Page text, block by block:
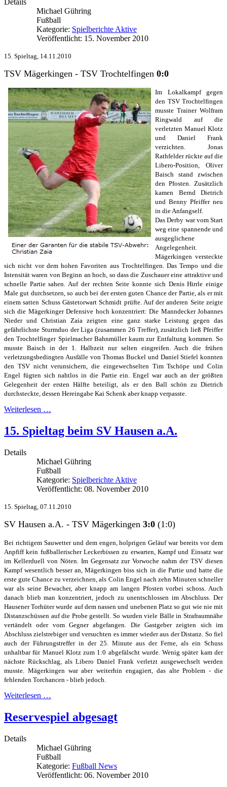
Michael Gühring
Fußball
Kategorie: Spielberichte Aktive
Veröffentlicht: 15. November 2010
15. Spieltag, 14.11.2010
TSV Mägerkingen - TSV Trochtelfingen 0:0
Im Lokalkampf gegen
den TSV Trochtelfingen
musste Trainer Wolfram
Ringwald auf die
verletzten Manuel Klotz
und Daniel Frank
verzichten. Jonas
Rathfelder rückte auf die
Libero-Position, Oliver
Baisch stand zwischen
den Pfosten. Zusätzlich
kamen Bernd Dietrich
und Benny Pfeiffer neu
in die Anfangself.
Das Derby war vom Start
weg eine spannende und
ausgeglichene
Angelegenheit.
Mägerkingen versteckte
sich nicht vor dem hohen Favoriten aus Trochtelfingen. Das Tempo und die
Intensität waren von Beginn an hoch, so dass die Zuschauer eine attraktive und
schnelle Partie sahen. Auf der rechten Seite konnte sich Denis Hirrle einige
Male gut durchsetzen, so auch bei der ersten guten Chance der Partie, als er mit
einem satten Schuss Gästetorwart Schmidt prüfte. Auf der anderen Seite zeigte
sich die Mägerkinger Defensive hoch konzentriert: Die Manndecker Johannes
Nieder und Christian Zaia zeigten eine ganz starke Leistung gegen das
gefährlichste Sturmduo der Liga (zusammen 26 Treffer), zusätzlich ließ Pfeiffer
den Trochtelfinger Spielmacher Bahnmüller kaum zur Entfaltung kommen. So
musste Baisch in der 1. Halbzeit nur selten eingreifen. Auch die frühen
verletzungsbedingten Ausfälle von Thomas Buckel und Daniel Stiefel konnten
den TSV nicht verunsichern, die eingewechselten Tim Tschöpe und Colin
Engel fügten sich nahtlos in die Partie ein. Engel war auch an der größten
Gelegenheit der ersten Hälfte beteiligt, als er den Ball schön zu Dietrich
durchsteckte, dessen Hereingabe Kai Schenk aber knapp verpasste.
Weiterlesen …
15. Spieltag beim SV Hausen a.A.
Details
Michael Gühring
Fußball
Kategorie: Spielberichte Aktive
Veröffentlicht: 08. November 2010
15. Spieltag, 07.11.2010
SV Hausen a.A. - TSV Mägerkingen 3:0 (1:0)
Bei richtigem Sauwetter und dem engen, holprigen Geläuf war bereits vor dem
Anpfiff kein fußballerischer Leckerbissen zu erwarten, Kampf und Einsatz war
im Kellerduell von Nöten. Im Gegensatz zur Vorwoche nahm der TSV diesen
Kampf wesentlich besser an, Mägerkingen biss sich in die Partie und hatte die
erste gute Chance zu verzeichnen, als Colin Engel nach zehn Minuten schneller
war als seine Bewacher, aber knapp am langen Pfosten vorbei schoss. Auch
danach blieb man konzentriert, jedoch zu unentschlossen im Abschluss. Der
Hausener Torhüter wurde auf dem nassen und unebenen Platz so gut wie nie mit
Distanzschüssen auf die Probe gestellt. So wurden viele Bälle in Strafraumnähe
vertändelt oder vom Gegner abgefangen. Die Gastgeber zeigten sich im
Abschluss zielstrebiger und versuchten es immer wieder aus der Distanz. So fiel
auch der Führungstreffer in der 25. Minute aus der Ferne, als ein Schuss
unhaltbar für Manuel Klotz zum 1:0 abgefälscht wurde. Wenig später kam der
nächste Rückschlag, als Libero Daniel Frank verletzt ausgewechselt werden
musste. Mägerkingen war aber weiterhin engagiert, das alte Problem - die
fehlenden Torchancen - blieb jedoch.
Weiterlesen …
Reservespiel abgesagt
Details
Michael Gühring
Fußball
Kategorie: Fußball News
Veröffentlicht: 06. November 2010